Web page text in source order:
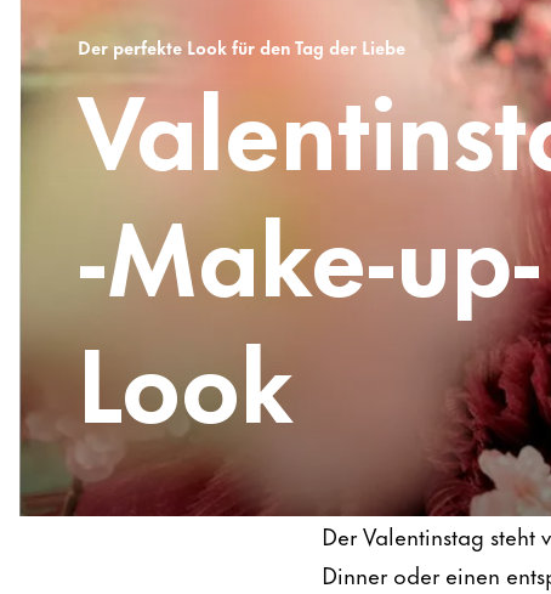
Der perfekte Look für den Tag der Liebe
-Make-up-
Look
Der Valentinstag steht
Dinner oder einen